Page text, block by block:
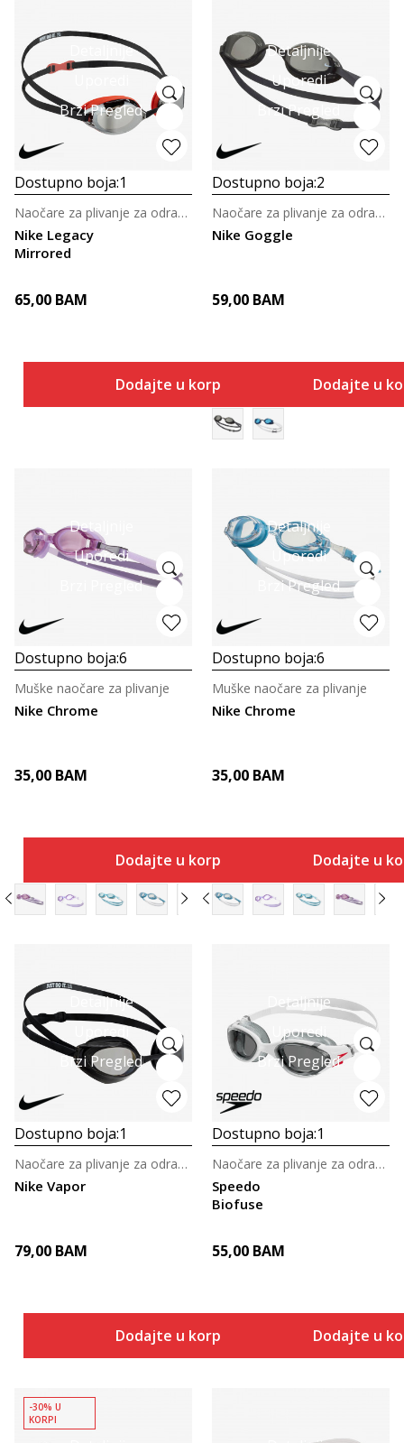
Detaljnije
Brzi Pregled
Dostupno boja:1
Nike Legacy
Mirrored
Naočare za plivanje za odrasle
65,00 BAM
Dodajte u korpu
Detaljnije
Uporedi
Brzi Pregled
Dostupno boja:2
Nike Goggle
Naočare za plivanje za odrasle
59,00 BAM
Dodajte u
Detaljnije
Uporedi
Brzi Pregled
Dostupno boja:6
Nike Chrome
Muške naočare za plivanje
35,00 BAM
Dodajte u korpu
Detaljnije
Uporedi
Brzi Pregled
Dostupno boja:6
Nike Chrome
Muške naočare za plivanje
35,00 BAM
Dodajte u
Detaljnije
Uporedi
Brzi Pregled
Dostupno boja:1
Nike Vapor
Naočare za plivanje za odrasle
79,00 BAM
Dodajte u korpu
Detaljnije
Uporedi
Brzi Pregled
Dostupno boja:1
Speedo
Biofuse
Naočare za plivanje za odrasle
55,00 BAM
Dodajte u
-30% U
KORPI